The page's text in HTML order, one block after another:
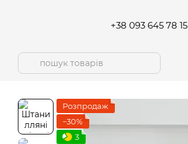
+38 093 645 78 15
Розпродаж
−30%
3